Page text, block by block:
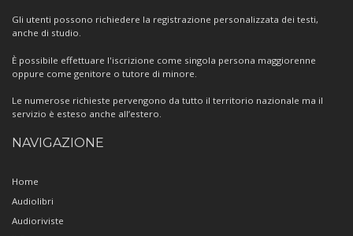
Gli utenti possono richiedere la registrazione personalizzata dei testi,
anche di studio.
È possibile effettuare l'iscrizione come singola persona maggiorenne
oppure come genitore o tutore di minore.
Le numerose richieste pervengono da tutto il territorio nazionale ma il
servizio è esteso anche all’estero.
NAVIGAZIONE
Home
Audiolibri
Audioriviste